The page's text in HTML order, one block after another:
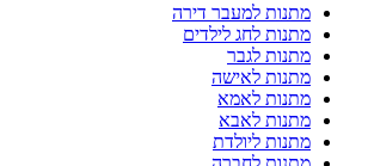
מתנות למעבר דירה
מתנות לחג לילדים
מתנות לגבר
מתנות לאישה
מתנות לאמא
מתנות לאבא
מתנות ליולדת